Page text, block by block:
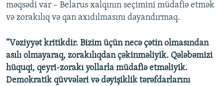
məqsədi var – Belarus xalqının seçimini müdafiə etmək
və zorakılıq və qan axıdılmasını dayandırmaq.
“Vəziyyət kritikdir. Bizim üçün necə çətin olmasından
asılı olmayaraq, zorakılıqdan çəkinməliyik. Qələbəmizi
hüquqi, qeyri-zorakı yollarla müdafiə etməliyik.
Demokratik qüvvələri və dəyişiklik tərəfdarlarını